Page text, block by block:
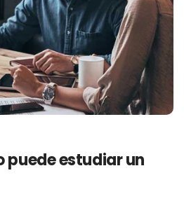
puede estudiar un